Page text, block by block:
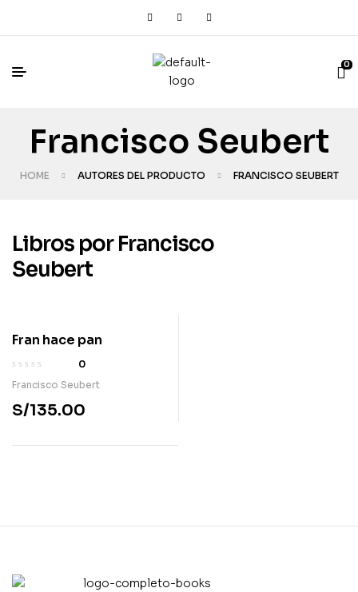
0
Francisco Seubert
HOME AUTORES DEL PRODUCTO FRANCISCO SEUBERT
Libros por Francisco
Seubert
Fran hace pan
0
Francisco Seubert
S/135.00